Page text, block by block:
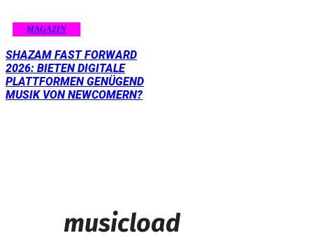
MAGAZIN
SHAZAM FAST FORWARD
2026: BIETEN DIGITALE
PLATTFORMEN GENÜGEND
MUSIK VON NEWCOMERN?
musicload